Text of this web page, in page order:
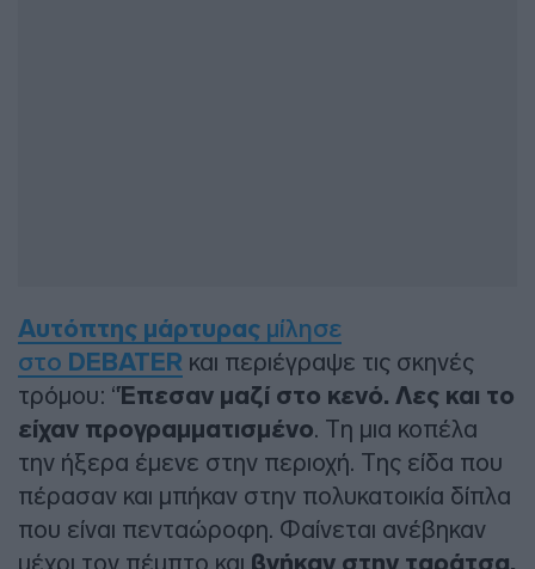
Αυτόπτης μάρτυρας μίλησε
στο DEBATER και περιέγραψε τις σκηνές
τρόμου: “Έπεσαν μαζί στο κενό. Λες και το
είχαν προγραμματισμένο. Τη μια κοπέλα
την ήξερα έμενε στην περιοχή. Της είδα που
πέρασαν και μπήκαν στην πολυκατοικία δίπλα
που είναι πενταώροφη. Φαίνεται ανέβηκαν
μέχρι τον πέμπτο και